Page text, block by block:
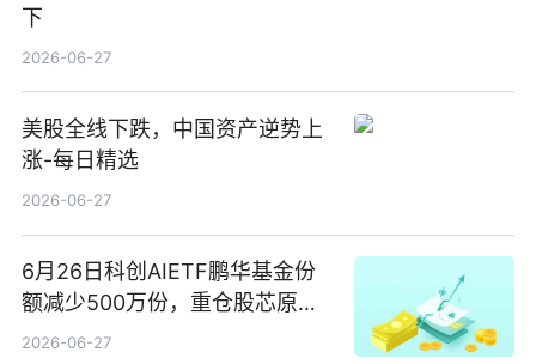
下
2026-06-27
美股全线下跌，中国资产逆势上
涨-每日精选
2026-06-27
6月26日科创AIETF鹏华基金份
额减少500万份，重仓股芯原股
份、寒武纪、澜起科技 观速讯
2026-06-27